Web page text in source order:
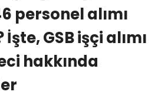
personel alımı
İşte, GSB işçi alımı
hakkında